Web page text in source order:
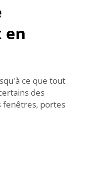
en
ce que tout
des
fenêtres, portes